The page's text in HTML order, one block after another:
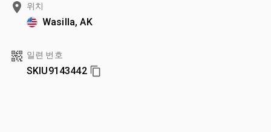
위치
Wasilla, AK
일련 번호
SKIU9143442